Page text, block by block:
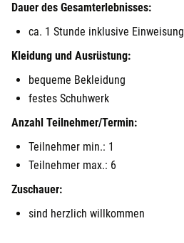
Dauer des Gesamterlebnisses:
ca. 1 Stunde inklusive Einweisung
Kleidung und Ausrüstung:
bequeme Bekleidung
festes Schuhwerk
Anzahl Teilnehmer/Termin:
Teilnehmer min.: 1
Teilnehmer max.: 6
Zuschauer:
sind herzlich willkommen